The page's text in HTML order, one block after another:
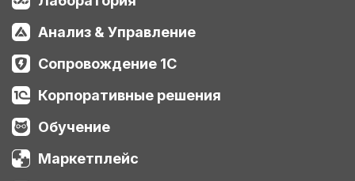
Анализ & Управление
Сопровождение 1С
Корпоративные решения
Обучение
Маркетплейс